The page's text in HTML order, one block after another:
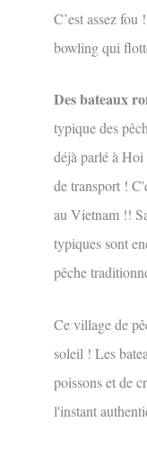
C’est assez
bowling qui
Des bateaux
typique des
déjà parlé à
de transport !
au Vietnam !!
typiques sont
pêche
Ce village de
soleil ! Les
poissons et de
l'instant